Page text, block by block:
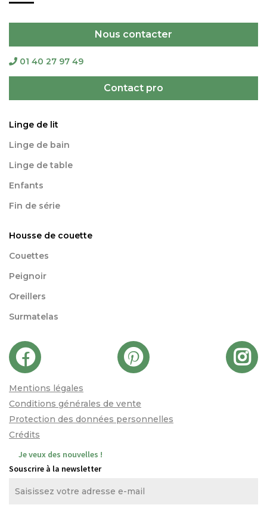
Nous contacter
01 40 27 97 49
Contact pro
Linge de lit
Linge de bain
Linge de table
Enfants
Fin de série
Housse de couette
Couettes
Peignoir
Oreillers
Surmatelas
Mentions légales
Conditions générales de vente
Protection des données personnelles
Crédits
Je veux des nouvelles !
Souscrire à la newsletter